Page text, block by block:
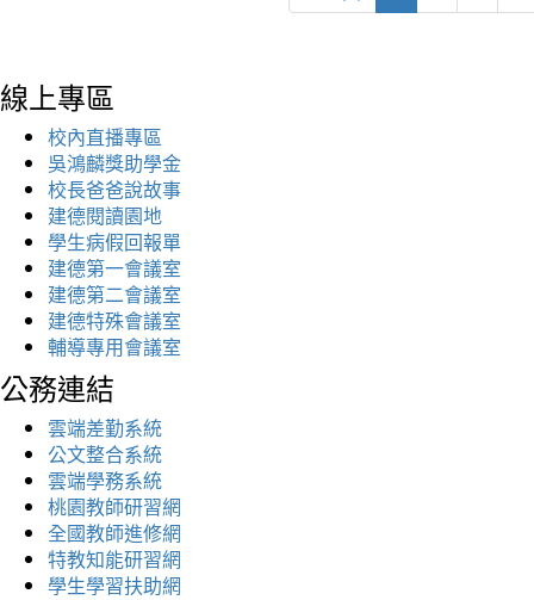
線上專區
校內直播專區
吳鴻麟獎助學金
校長爸爸說故事
建德閱讀園地
學生病假回報單
建德第一會議室
建德第二會議室
建德特殊會議室
輔導專用會議室
公務連結
雲端差勤系統
公文整合系統
雲端學務系統
桃園教師研習網
全國教師進修網
特教知能研習網
學生學習扶助網